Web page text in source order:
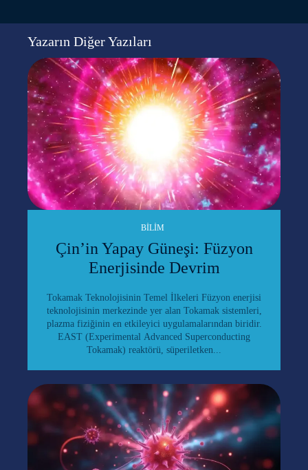
Yazarın Diğer Yazıları
BILIM
Çin’in Yapay Güneşi: Füzyon
Enerjisinde Devrim
Tokamak Teknolojisinin Temel İlkeleri Füzyon enerjisi
teknolojisinin merkezinde yer alan Tokamak sistemleri,
plazma fiziğinin en etkileyici uygulamalarından biridir.
EAST (Experimental Advanced Superconducting
Tokamak) reaktörü, süperiletken...